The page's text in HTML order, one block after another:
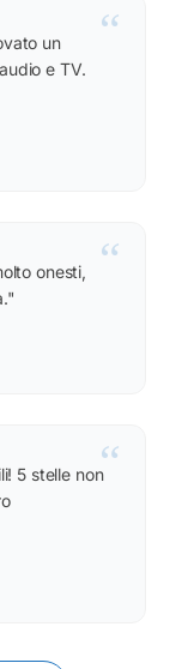
“
un
e TV.
“
onesti,
“
5 stelle non